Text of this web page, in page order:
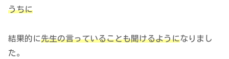
うちに
結果的に先生の言っていることも聞けるようになりまし
た。